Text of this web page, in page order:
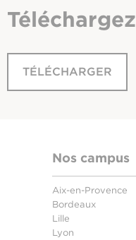
Téléchargez
TÉLÉCHARGER
Nos campus
Aix-en-Provence
Bordeaux
Lille
Lyon